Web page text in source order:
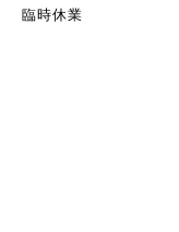
臨時休業